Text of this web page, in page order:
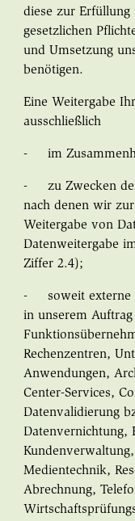
diese zur Erfüllung
gesetzlichen
und Umsetzung
benötigen.
Eine Weitergabe
ausschließlich
- im
- zu Zwecken der
nach denen wir
Weitergabe von
Datenweitergabe
Ziffer 2.4);
- soweit externe
in unserem
Rechenzentren,
Anwendungen,
Center-Services,
Datenvalidierung
Datenvernichtung,
Medientechnik,
Abrechnung,